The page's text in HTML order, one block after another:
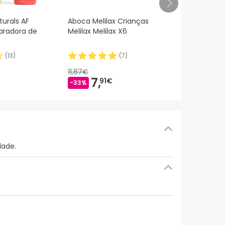
AF
de
(13)
Aboca Melilax Crianças
Melilax Melilax X6
(7)
11,87€
-33% 7,91€